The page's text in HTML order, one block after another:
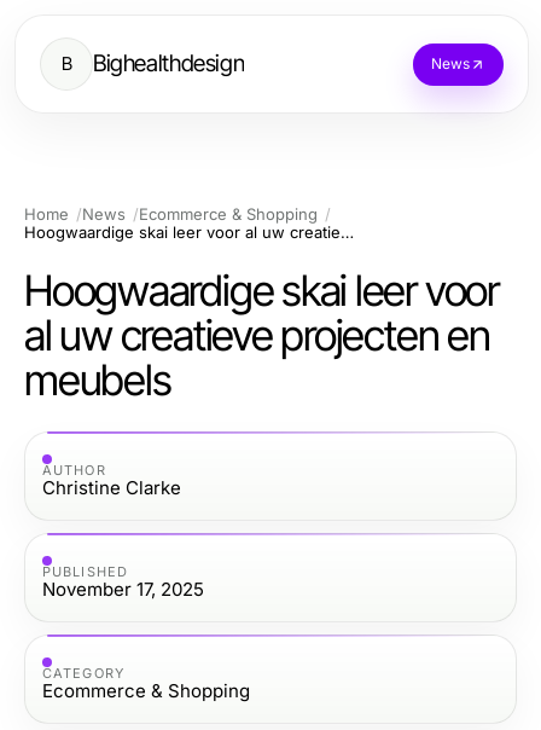
B Bighealthdesign News
Home News
Ecommerce & Shopping
Hoogwaardige skai leer voor al uw creatieve projecten en meubels
Hoogwaardige skai leer voor
al uw creatieve projecten en
meubels
AUTHOR
Christine Clarke
PUBLISHED
November 17, 2025
CATEGORY
Ecommerce & Shopping